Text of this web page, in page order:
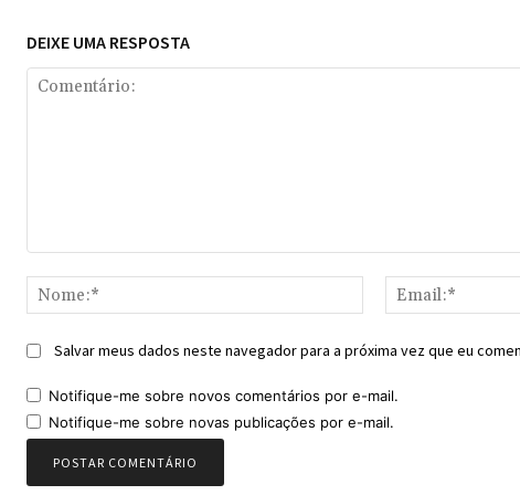
DEIXE UMA RESPOSTA
Nome:*
Salvar meus dados neste navegador para a próxima vez que eu
Notifique-me sobre novos comentários por e-mail.
Notifique-me sobre novas publicações por e-mail.